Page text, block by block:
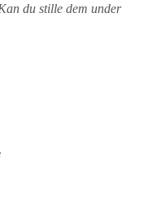
du stille dem under